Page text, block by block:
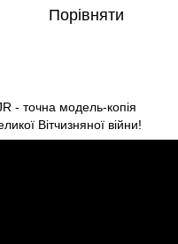
Порівняти
- точна модель-копія
Вітчизняної війни!